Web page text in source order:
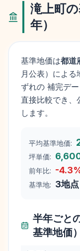
滝上町
年）
基準地価は都道
月公表）によ
ずれの 補完デ
直接比較でき、
します。
平均基準地価:
坪単価:
前年比: -4.3
基準地: 3地点
半年ごと
基準地価）